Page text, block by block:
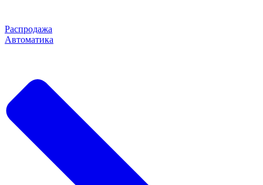
Распродажа
Автоматика